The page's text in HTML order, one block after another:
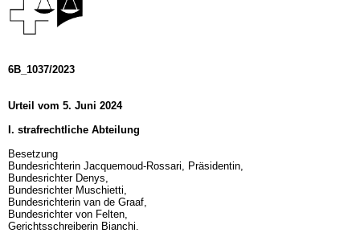
6B_1037/2023
Urteil vom 5. Juni 2024
I. strafrechtliche Abteilung
Besetzung
Bundesrichterin Jacquemoud-Rossari, Präsidentin,
Bundesrichter Denys,
Bundesrichter Muschietti,
Bundesrichterin van de Graaf,
Bundesrichter von Felten,
Gerichtsschreiberin Bianchi.